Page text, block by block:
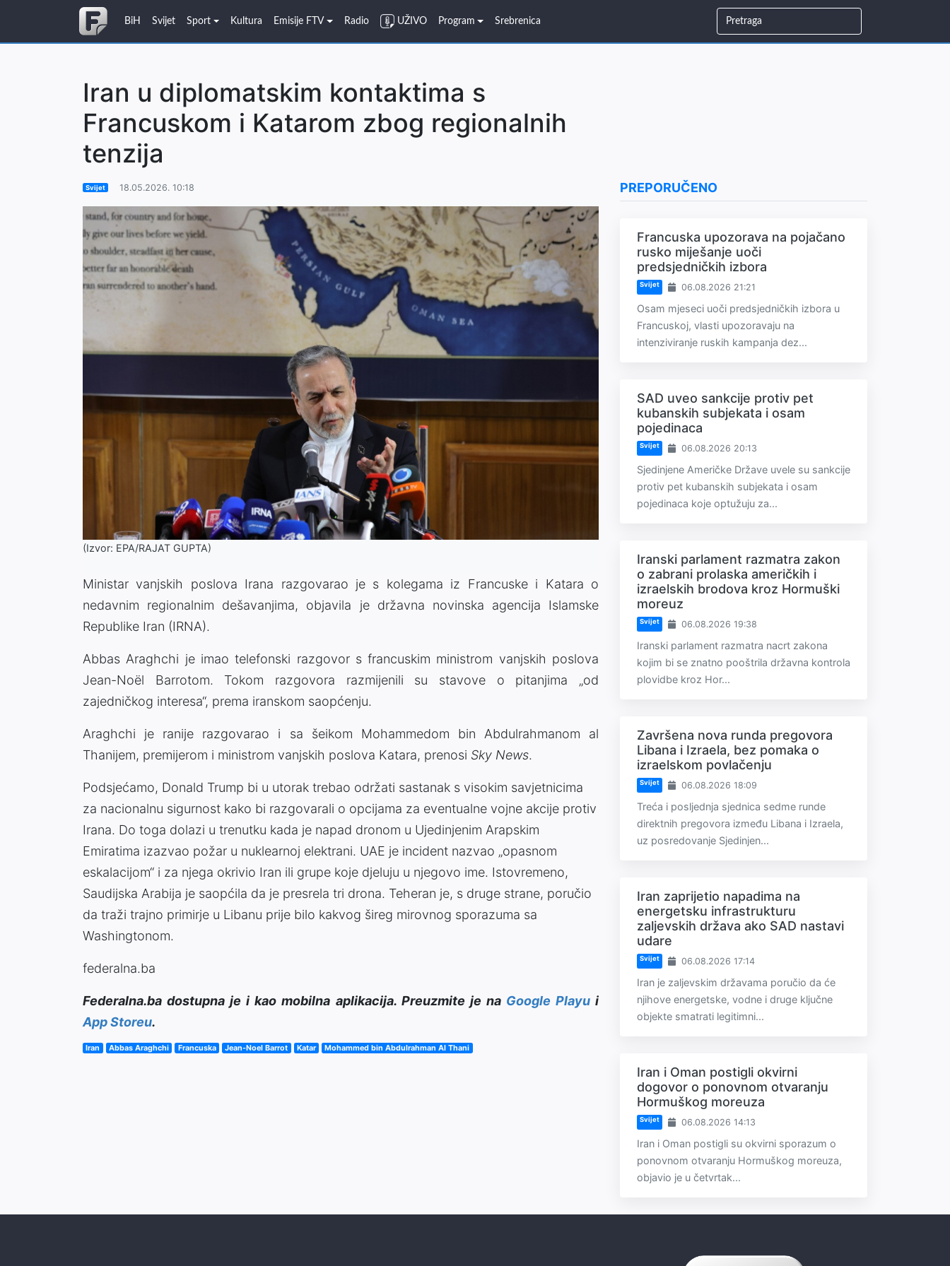
BiH Svijet Sport Kultura Emisije FTV Radio UŽIVO Program Srebrenica
Iran u diplomatskim kontaktima s
Francuskom i Katarom zbog regionalnih
tenzija
Svijet 18.05.2026. 10:18
(Izvor: EPA/RAJAT GUPTA)
Ministar vanjskih poslova Irana razgovarao je s kolegama iz Francuske i Katara o
nedavnim regionalnim dešavanjima, objavila je državna novinska agencija Islamske
Republike Iran (IRNA).
Abbas Araghchi je imao telefonski razgovor s francuskim ministrom vanjskih poslova
Jean-Noël Barrotom. Tokom razgovora razmijenili su stavove o pitanjima „od
zajedničkog interesa“, prema iranskom saopćenju.
Araghchi je ranije razgovarao i sa šeikom Mohammedom bin Abdulrahmanom al
Thanijem, premijerom i ministrom vanjskih poslova Katara, prenosi Sky News.
Podsjećamo, Donald Trump bi u utorak trebao održati sastanak s visokim savjetnicima
za nacionalnu sigurnost kako bi razgovarali o opcijama za eventualne vojne akcije protiv
Irana. Do toga dolazi u trenutku kada je napad dronom u Ujedinjenim Arapskim
Emiratima izazvao požar u nuklearnoj elektrani. UAE je incident nazvao „opasnom
eskalacijom“ i za njega okrivio Iran ili grupe koje djeluju u njegovo ime. Istovremeno,
Saudijska Arabija je saopćila da je presrela tri drona. Teheran je, s druge strane, poručio
da traži trajno primirje u Libanu prije bilo kakvog šireg mirovnog sporazuma sa
Washingtonom.
federalna.ba
Federalna.ba dostupna je i kao mobilna aplikacija. Preuzmite je na Google Playui
App Storeu.
Iran Abbas Araghchi Francuska Jean-Noel Barrot Katar Mohammed bin Abdulrahman Al Thani
PREPORUČENO
Francuska upozorava na pojačano
rusko miješanje uoči
predsjedničkih izbora
Svijet 06.08.2026 21:21
Osam mjeseci uoči predsjedničkih izbora u
Francuskoj, vlasti upozoravaju na
intenziviranje ruskih kampanja dez...
SAD uveo sankcije protiv pet
kubanskih subjekata i osam
pojedinaca
Svijet 06.08.2026 20:13
Sjedinjene Američke Države uvele su sankcije
protiv pet kubanskih subjekata i osam
pojedinaca koje optužuju za...
Iranski parlament razmatra zakon
o zabrani prolaska američkih i
izraelskih brodova kroz Hormuški
moreuz
Svijet 06.08.2026 19:38
Iranski parlament razmatra nacrt zakona
kojim bi se znatno pooštrila državna kontrola
plovidbe kroz Hor...
Završena nova runda pregovora
Libana i Izraela, bez pomaka o
izraelskom povlačenju
Svijet 06.08.2026 18:09
Treća i posljednja sjednica sedme runde
direktnih pregovora između Libana i Izraela,
uz posredovanje Sjedinjen...
Iran zaprijetio napadima na
energetsku infrastrukturu
zaljevskih država ako SAD nastavi
udare
Svijet 06.08.2026 17:14
Iran je zaljevskim državama poručio da će
njihove energetske, vodne i druge ključne
objekte smatrati legitimni...
Iran i Oman postigli okvirni
dogovor o ponovnom otvaranju
Hormuškog moreuza
Svijet 06.08.2026 14:13
Iran i Oman postigli su okvirni sporazum o
ponovnom otvaranju Hormuškog moreuza,
objavio je u četvrtak...